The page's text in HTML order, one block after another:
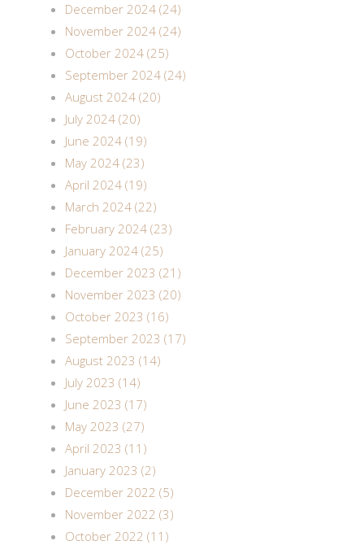
December 2024 (24)
November 2024 (24)
October 2024 (25)
September 2024 (24)
August 2024 (20)
July 2024 (20)
June 2024 (19)
May 2024 (23)
April 2024 (19)
March 2024 (22)
February 2024 (23)
January 2024 (25)
December 2023 (21)
November 2023 (20)
October 2023 (16)
September 2023 (17)
August 2023 (14)
July 2023 (14)
June 2023 (17)
May 2023 (27)
April 2023 (11)
January 2023 (2)
December 2022 (5)
November 2022 (3)
October 2022 (11)